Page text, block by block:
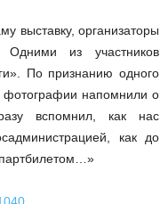
выставку, организаторы
Одними из участников
По признанию одного
фотографии напомнили о
вспомнил, как нас
как до